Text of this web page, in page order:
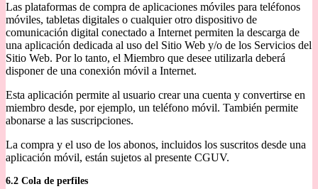
Las plataformas de compra de aplicaciones móviles para teléfonos
móviles, tabletas digitales o cualquier otro dispositivo de
comunicación digital conectado a Internet permiten la descarga de
una aplicación dedicada al uso del Sitio Web y/o de los Servicios del
Sitio Web. Por lo tanto, el Miembro que desee utilizarla deberá
disponer de una conexión móvil a Internet.
Esta aplicación permite al usuario crear una cuenta y convertirse en
miembro desde, por ejemplo, un teléfono móvil. También permite
abonarse a las suscripciones.
La compra y el uso de los abonos, incluidos los suscritos desde una
aplicación móvil, están sujetos al presente CGUV.
6.2 Cola de perfiles